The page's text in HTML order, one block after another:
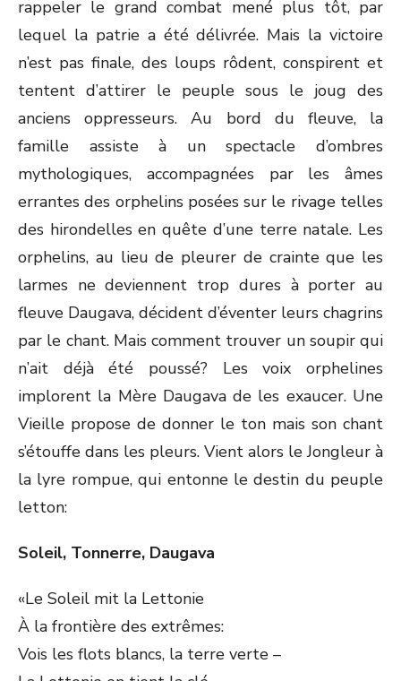
rappeler le grand combat mené plus tôt, par
lequel la patrie a été délivrée. Mais la victoire
n’est pas finale, des loups rôdent, conspirent et
tentent d’attirer le peuple sous le joug des
anciens oppresseurs. Au bord du fleuve, la
famille assiste à un spectacle d’ombres
mythologiques, accompagnées par les âmes
errantes des orphelins posées sur le rivage telles
des hirondelles en quête d’une terre natale. Les
orphelins, au lieu de pleurer de crainte que les
larmes ne deviennent trop dures à porter au
fleuve Daugava, décident d’éventer leurs chagrins
par le chant. Mais comment trouver un soupir qui
n’ait déjà été poussé? Les voix orphelines
implorent la Mère Daugava de les exaucer. Une
Vieille propose de donner le ton mais son chant
s’étouffe dans les pleurs. Vient alors le Jongleur à
la lyre rompue, qui entonne le destin du peuple
letton:
Soleil, Tonnerre, Daugava
«Le Soleil mit la Lettonie
À la frontière des extrêmes:
Vois les flots blancs, la terre verte –